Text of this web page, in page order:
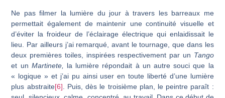
Ne pas filmer la lumière du jour à travers les barreaux me
permettait également de maintenir une continuité visuelle et
d’éviter la froideur de l’éclairage électrique qui enlai­dissait le
lieu. Par ailleurs j’ai remarqué, avant le tournage, que dans les
deux premières toiles, inspirées respectivement par un Tango
et un Martinete, la lumière répondait à un autre souci que la
« logique » et j’ai pu ainsi user en toute liberté d’une lumière
plus abstraite[6] . Puis, dès le troisième plan, le peintre paraît :